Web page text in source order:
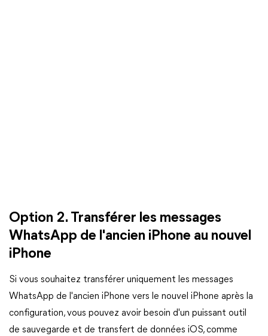
Option 2. Transférer les messages
WhatsApp de l'ancien iPhone au nouvel
iPhone
Si vous souhaitez transférer uniquement les messages
WhatsApp de l'ancien iPhone vers le nouvel iPhone après la
configuration, vous pouvez avoir besoin d'un puissant outil
de sauvegarde et de transfert de données iOS, comme